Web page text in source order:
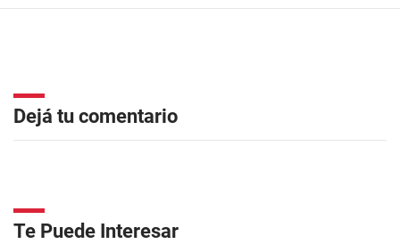
Dejá tu comentario
Te Puede Interesar